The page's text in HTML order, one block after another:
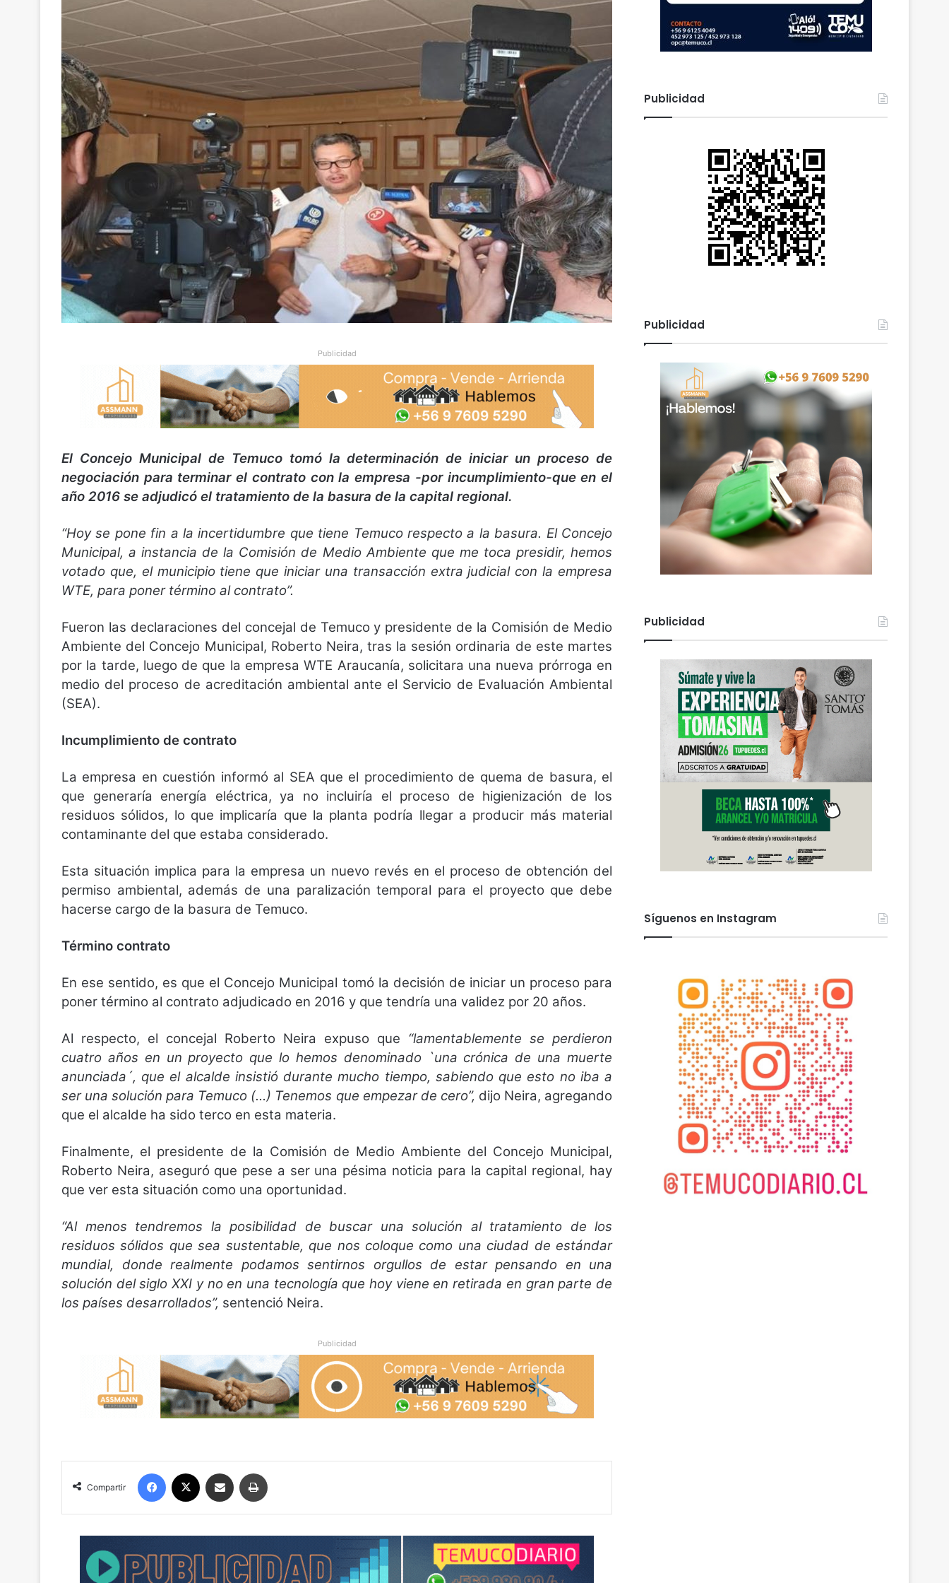
Publicidad
El Concejo Municipal de Temuco tomó la determinación de iniciar un proceso de
negociación para terminar el contrato con la empresa -por incumplimiento-que en el
año 2016 se adjudicó el tratamiento de la basura de la capital regional.
“Hoy se pone fin a la incertidumbre que tiene Temuco respecto a la basura. El Concejo
Municipal, a instancia de la Comisión de Medio Ambiente que me toca presidir, hemos
votado que, el municipio tiene que iniciar una transacción extra judicial con la empresa
WTE, para poner término al contrato”.
Fueron las declaraciones del concejal de Temuco y presidente de la Comisión de Medio
Ambiente del Concejo Municipal, Roberto Neira, tras la sesión ordinaria de este martes
por la tarde, luego de que la empresa WTE Araucanía, solicitara una nueva prórroga en
medio del proceso de acreditación ambiental ante el Servicio de Evaluación Ambiental
(SEA).
Incumplimiento de contrato
La empresa en cuestión informó al SEA que el procedimiento de quema de basura, el
que generaría energía eléctrica, ya no incluiría el proceso de higienización de los
residuos sólidos, lo que implicaría que la planta podría llegar a producir más material
contaminante del que estaba considerado.
Esta situación implica para la empresa un nuevo revés en el proceso de obtención del
permiso ambiental, además de una paralización temporal para el proyecto que debe
hacerse cargo de la basura de Temuco.
Término contrato
En ese sentido, es que el Concejo Municipal tomó la decisión de iniciar un proceso para
poner término al contrato adjudicado en 2016 y que tendría una validez por 20 años.
Al respecto, el concejal Roberto Neira expuso que “lamentablemente se perdieron
cuatro años en un proyecto que lo hemos denominado `una crónica de una muerte
anunciada´, que el alcalde insistió durante mucho tiempo, sabiendo que esto no iba a
ser una solución para Temuco (…) Tenemos que empezar de cero”, dijo Neira, agregando
que el alcalde ha sido terco en esta materia.
Finalmente, el presidente de la Comisión de Medio Ambiente del Concejo Municipal,
Roberto Neira, aseguró que pese a ser una pésima noticia para la capital regional, hay
que ver esta situación como una oportunidad.
“Al menos tendremos la posibilidad de buscar una solución al tratamiento de los
residuos sólidos que sea sustentable, que nos coloque como una ciudad de estándar
mundial, donde realmente podamos sentirnos orgullos de estar pensando en una
solución del siglo XXI y no en una tecnología que hoy viene en retirada en gran parte de
los países desarrollados”, sentenció Neira.
Publicidad
Compartir
Publicidad
Publicidad
Publicidad
Síguenos en Instagram